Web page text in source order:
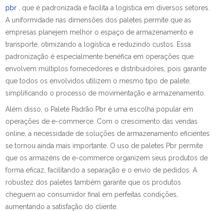
pbr
, que é padronizada e facilita a logística em diversos setores.
A uniformidade nas dimensões dos paletes permite que as
empresas planejem melhor o espaço de armazenamento e
transporte, otimizando a logística e reduzindo custos. Essa
padronização é especialmente benéfica em operações que
envolvem múltiplos fornecedores e distribuidores, pois garante
que todos os envolvidos utilizem o mesmo tipo de palete,
simplificando o processo de movimentação e armazenamento.
Além disso, o Palete Padrão Pbr é uma escolha popular em
operações de e-commerce. Com o crescimento das vendas
online, a necessidade de soluções de armazenamento eficientes
se tornou ainda mais importante. O uso de paletes Pbr permite
que os armazéns de e-commerce organizem seus produtos de
forma eficaz, facilitando a separação e o envio de pedidos. A
robustez dos paletes também garante que os produtos
cheguem ao consumidor final em perfeitas condições,
aumentando a satisfação do cliente.